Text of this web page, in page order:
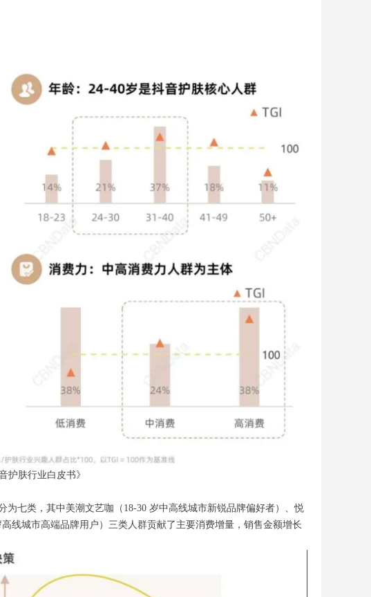
护肤行业白皮书》
七类，其中美潮文艺咖（18-30 岁中高线城市新锐品牌偏好者）、悦
线城市高端品牌用户）三类人群贡献了主要消费增量，销售金额增长